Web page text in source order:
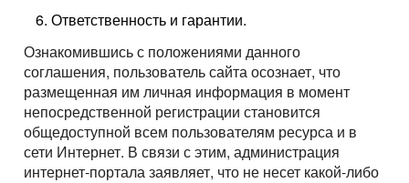
Ответственность и гарантии.
Ознакомившись с положениями данного
соглашения, пользователь сайта осознает, что
размещенная им личная информация в момент
непосредственной регистрации становится
общедоступной всем пользователям ресурса и в
сети Интернет. В связи с этим, администрация
интернет-портала заявляет, что не несет какой-либо